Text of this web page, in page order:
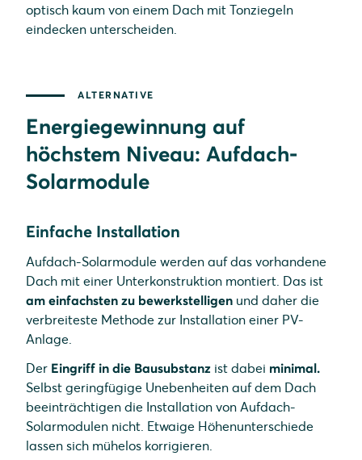
optisch kaum von einem Dach mit Tonziegeln
eindecken unterscheiden.
ALTERNATIVE
Energiegewinnung auf
höchstem Niveau: Aufdach-
Solarmodule
Einfache Installation
Aufdach-Solarmodule werden auf das vorhandene
Dach mit einer Unterkonstruktion montiert. Das ist
am einfachsten zu bewerkstelligen und daher die
verbreiteste Methode zur Installation einer PV-
Anlage.
Der Eingriff in die Bausubstanz ist dabei minimal.
Selbst geringfügige Unebenheiten auf dem Dach
beeinträchtigen die Installation von Aufdach-
Solarmodulen nicht. Etwaige Höhenunterschiede
lassen sich mühelos korrigieren.